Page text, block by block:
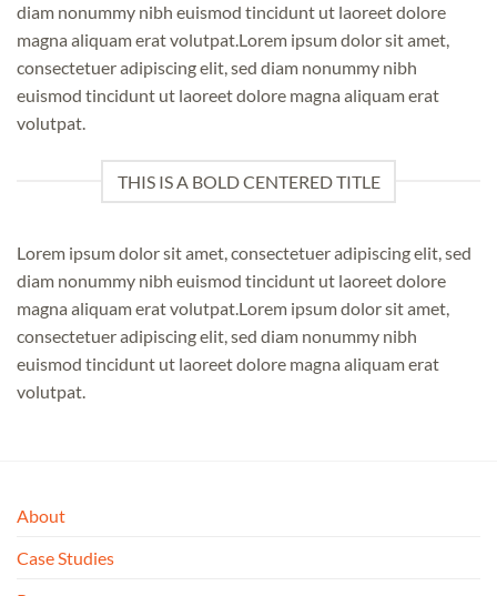
diam nonummy nibh euismod tincidunt ut laoreet dolore
magna aliquam erat volutpat.Lorem ipsum dolor sit amet,
consectetuer adipiscing elit, sed diam nonummy nibh
euismod tincidunt ut laoreet dolore magna aliquam erat
volutpat.
THIS IS A BOLD CENTERED TITLE
Lorem ipsum dolor sit amet, consectetuer adipiscing elit, sed
diam nonummy nibh euismod tincidunt ut laoreet dolore
magna aliquam erat volutpat.Lorem ipsum dolor sit amet,
consectetuer adipiscing elit, sed diam nonummy nibh
euismod tincidunt ut laoreet dolore magna aliquam erat
volutpat.
About
Case Studies